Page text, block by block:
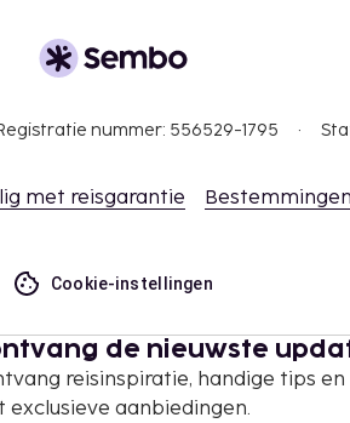
nummer: 556529-1795
met reisgarantie Bestemmingen
Cookie-instellingen
de nieuwste
reisinspiratie, handige tips
exclusieve aanbiedingen.